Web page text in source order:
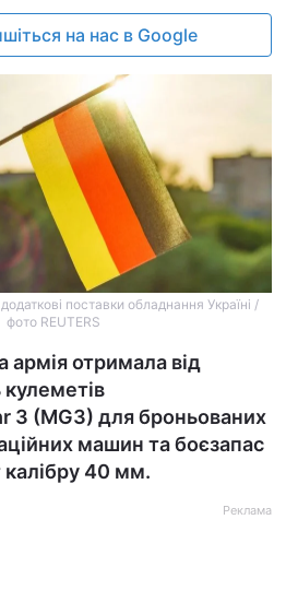
на нас в Google
поставки обладнання Україні /
фото REUTERS
армія отримала від
3 (MG3) для броньованих
машин та боєзапас
калібру 40 мм.
Реклама